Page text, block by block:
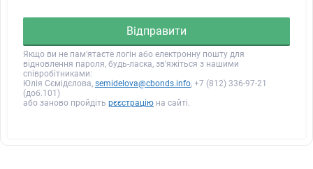
Відправити
Якщо ви не пам'ятаєте логін або електронну пошту для
відновлення пароля, будь-ласка, зв'яжіться з нашими
співробітниками:
Юлія Сємідєлова, semidelova@cbonds.info, +7 (812) 336-97-21
(доб.101)
або заново пройдіть рєєстрацію на сайті.